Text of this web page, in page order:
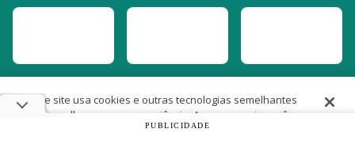
PUBLICIDADE
Este site usa cookies e outras tecnologias semelhantes
para melhorar a sua experiência. Ao prosseguir, você
Políticas de Cookies e de